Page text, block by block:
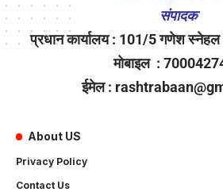
संपादक
प्रधान कार्यालय : 101/5 गणेश स्नेहल
मोबाइल :
ईमेल :
About US
Privacy Policy
Contact Us